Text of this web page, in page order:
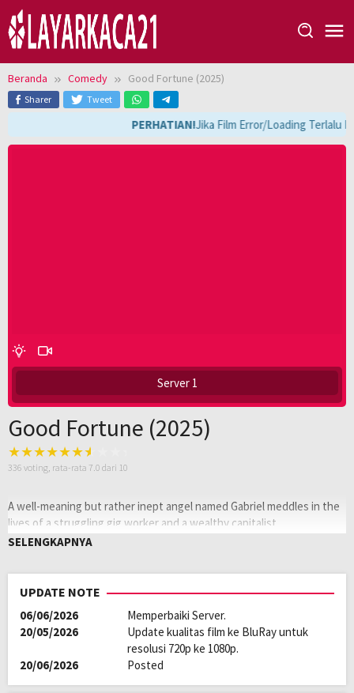
Loncat
ke
konten
Beranda Comedy Good Fortune (2025)
Sharer Tweet
PERHATIAN!Jika Film Error/Loading Terlalu
Server 1
Good Fortune (2025)
336 voting, rata-rata 7.0 dari 10
A well-meaning but rather inept angel named Gabriel meddles in the
lives of a struggling gig worker and a wealthy capitalist.
Oleh:
LAYARKACA21
Genre:
Comedy
Kualitas:
HD
Tahun:
2025
Negara:
USA
Rilis:
14 Oct 2025
SELENGKAPNYA
UPDATE NOTE
06/06/2026
Memperbaiki Server.
20/05/2026
Update kualitas film ke BluRay untuk
resolusi 720p ke 1080p.
20/06/2026
Posted